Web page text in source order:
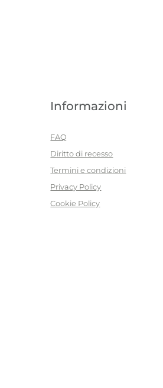
Informazioni
FAQ
Diritto di recesso
Termini e condizioni
Privacy Policy
Cookie Policy